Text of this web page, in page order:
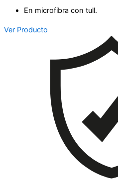
En microfibra con tull.
Ver Producto